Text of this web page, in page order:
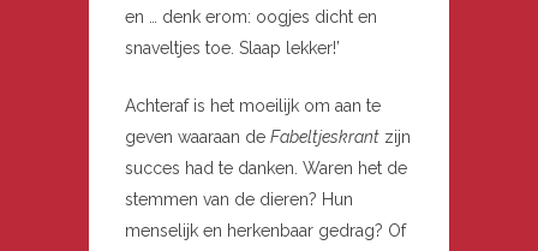
en … denk erom: oogjes dicht en
snaveltjes toe. Slaap lekker!’
Achteraf is het moeilijk om aan te
geven waaraan de Fabeltjeskrant zijn
succes had te danken. Waren het de
stemmen van de dieren? Hun
menselijk en herkenbaar gedrag? Of